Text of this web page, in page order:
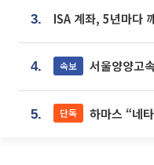
3. ISA 계좌, 5년마다
4. 속보 서울양양고
5. 단독 하마스 “네타냐